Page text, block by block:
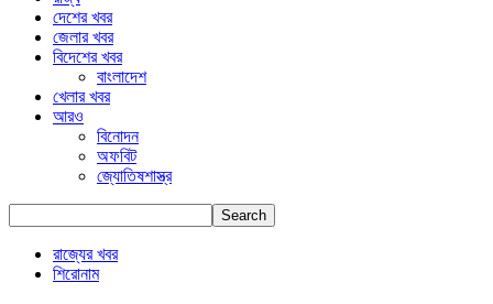
দেশের খবর
জেলার খবর
বিদেশের খবর
বাংলাদেশ
খেলার খবর
আরও
বিনোদন
অফবিট
জ্যোতিষশাস্ত্র
রাজ্যের খবর
শিরোনাম